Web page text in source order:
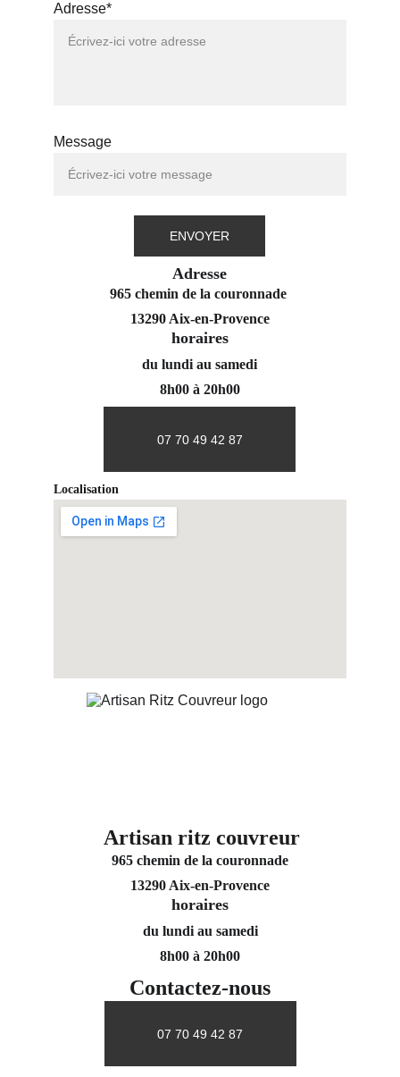
Adresse*
Message
ENVOYER
Adresse
965 chemin de la couronnade
13290 Aix-en-Provence
07 70 49 42 87
Localisation
horaires
du lundi au samedi
8h00 à 20h00
Contactez-nous
07 70 49 42 87
Artisan ritz couvreur
965 chemin de la couronnade
13290 Aix-en-Provence
horaires
du lundi au samedi
8h00 à 20h00